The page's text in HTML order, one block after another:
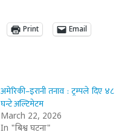
Print Email
अमेरिकी–इरानी तनाव : ट्रम्पले दिए ४८
घन्टे अल्टिमेटम
March 22, 2026
In "बिश्व घटना"